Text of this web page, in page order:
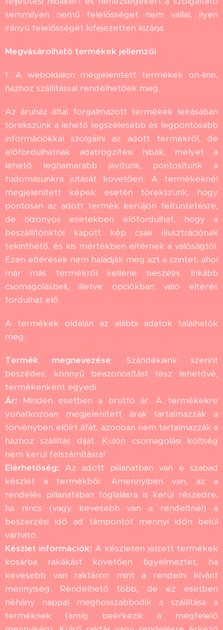
semmilyen nemű felelősséget nem vállal, ilyen
irányú felelősségét kifejezetten kizárja.
Megvásárolható termékek jellemzői
1. A weboldalon megjelenített termékek on-line,
házhoz szállítással rendelhetőek meg.
Az áruház által forgalmazott termékek leírásában
törekszünk a lehető legszélesebb és legpontosabb
információkkal szolgálni az adott termékről, de
előfordulhatnak adatrögzítési hibák, melyet a
lehető leghamarabb javítunk, pontosítunk a
tudomásunkra jutását követően. A termékeknél
megjelenített képek esetén törekszünk, hogy
pontosan az adott termék kerüljön feltüntetésre,
de bizonyos esetekben előfordulhat, hogy a
beszállítónktól kapott kép csak illusztrációnak
tekinthető, és kis mértékben eltérnek a valóságtól.
Ezen eltérések nem haladják meg azt a szintet, ahol
már más termékről kellene beszélni. Inkább
csomagolásbeli, illetve opciókban való eltérés
fordulhat elő.
A termékek oldalán az alábbi adatok találhatók
meg:
Termék megnevezése: Szándékaink szerint
beszédes, könnyű beazonosítást tesz lehetővé,
termékenként egyedi.
Ár: Minden esetben a bruttó ár. A termékekre
vonatkozóan megjelenített árak tartalmazzák a
törvényben előírt áfát, azonban nem tartalmazzák a
házhoz szállítás díját. Külön csomagolási költség
nem kerül felszámításra!
Elérhetőség: Az adott pillanatban van e szabad
készlet a termékből. Amennyiben van, az a
rendelés pillanatában foglalásra is kerül részedre,
ha nincs (vagy kevesebb van a rendeltnél) a
beszerzési idő ad támpontot mennyi időn belül
várható.
Készlet információk: A készleten jelzett termékek
kosárba rakákást követően figyelmeztet, ha
kevesebb van raktáron mint a rendelni kívánt
mennyiség. Rendelhető több, de ez esetben
néhány nappal meghosszabbodik a szállítása a
terméknek (amíg beérkezik a megfelelő